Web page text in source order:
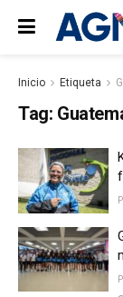
Inicio Etiqueta
Tag: